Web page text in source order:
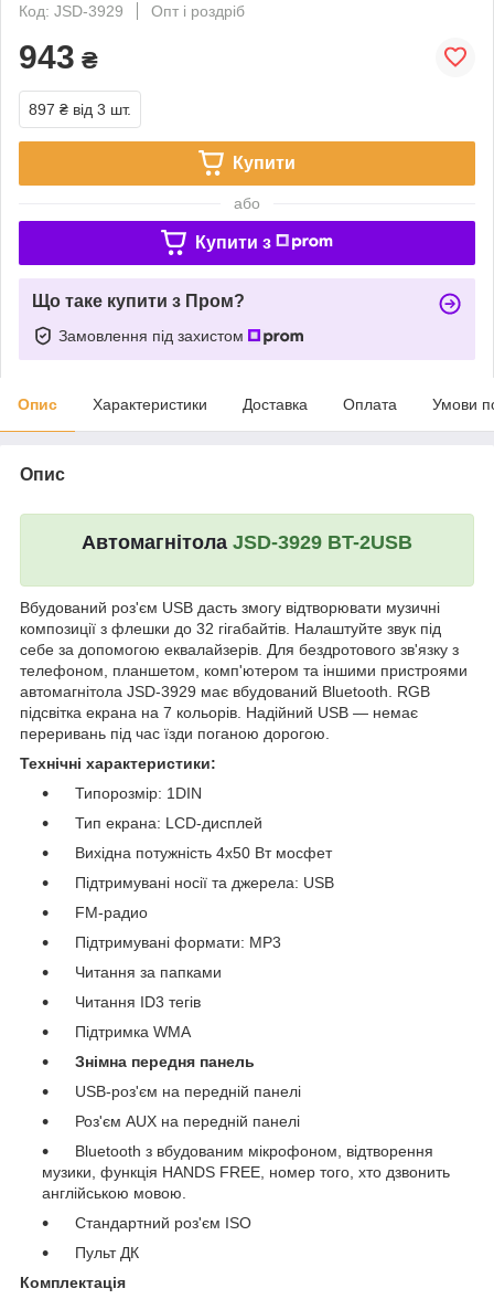
Код: JSD-3929
Опт і роздріб
943 ₴
897 ₴ від 3 шт.
Купити
або
Купити з
Що таке купити з Пром?
Замовлення під захистом
Опис Характеристики Доставка Оплата Умови
Опис
Автомагнітола JSD-3929 BT-2USB
Вбудований роз'єм USB дасть змогу відтворювати музичні
композиції з флешки до 32 гігабайтів. Налаштуйте звук під
себе за допомогою еквалайзерів. Для бездротового зв'язку з
телефоном, планшетом, комп'ютером та іншими пристроями
автомагнітола JSD-3929 має вбудований Bluetooth. RGB
підсвітка екрана на 7 кольорів. Надійний USB — немає
переривань під час їзди поганою дорогою.
Технічні характеристики:
Типорозмір: 1DIN
Тип екрана: LCD-дисплей
Вихідна потужність 4х50 Вт мосфет
Підтримувані носії та джерела: USB
FM-радио
Підтримувані формати: MP3
Читання за папками
Читання ID3 тегів
Підтримка WMA
Знімна передня панель
USB-роз'єм на передній панелі
Роз'єм AUX на передній панелі
Bluetooth з вбудованим мікрофоном, відтворення
музики, функція HANDS FREE, номер того, хто дзвонить
англійською мовою.
Стандартний роз'єм ISO
Пульт ДК
Комплектація